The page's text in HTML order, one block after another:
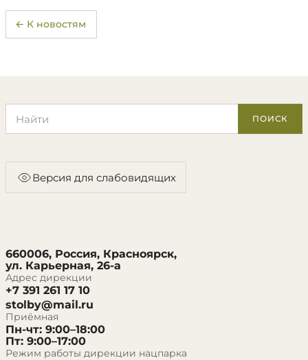
← К новостям
ПОИСК
Версия для слабовидящих
660006, Россия, Красноярск,
ул. Карьерная, 26-а
Адрес дирекции
+7 391 261 17 10
stolby@mail.ru
Приёмная
Пн-чт: 9:00–18:00
Пт: 9:00–17:00
Режим работы дирекции нацпарка